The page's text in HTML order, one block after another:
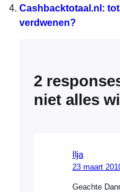
Cashbacktotaal.nl:
verdwenen?
2
niet alles
Ilja
23 maart
Geachte